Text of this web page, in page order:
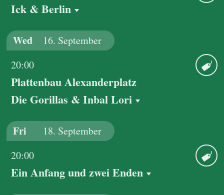
Ick & Berlin
Wed 16. September
20:00
Plattenbau Alexanderplatz
Die Gorillas & Inbal Lori
Fri 18. September
20:00
Ein Anfang und zwei Enden